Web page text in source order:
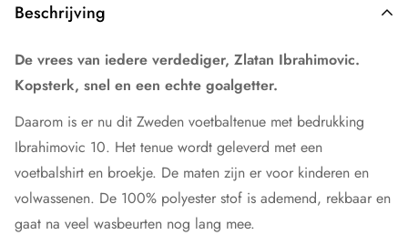
Beschrijving
De vrees van iedere verdediger, Zlatan Ibrahimovic.
Kopsterk, snel en een echte goalgetter.
Daarom is er nu dit Zweden voetbaltenue met bedrukking
Ibrahimovic 10. Het tenue wordt geleverd met een
voetbalshirt en broekje. De maten zijn er voor kinderen en
volwassenen. De 100% polyester stof is ademend, rekbaar en
gaat na veel wasbeurten nog lang mee.